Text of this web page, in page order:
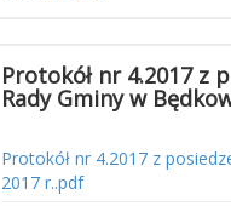
Protokół nr 4.2017 z
Rady Gminy w
Protokół nr 4.2017 z
2017 r..pdf